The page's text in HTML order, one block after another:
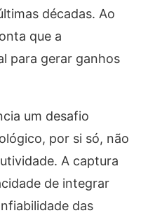
décadas. Ao
que a
para gerar ganhos
um desafio
por si só, não
A captura
de integrar
das